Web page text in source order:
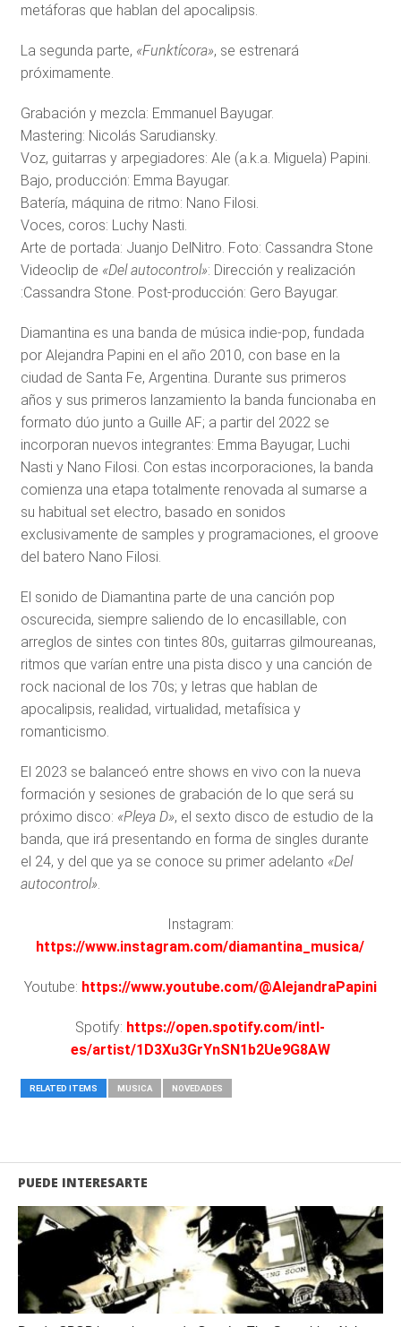
metáforas que hablan del apocalipsis.
La segunda parte, «Funktícora», se estrenará
próximamente.
Grabación y mezcla: Emmanuel Bayugar.
Mastering: Nicolás Sarudiansky.
Voz, guitarras y arpegiadores: Ale (a.k.a. Miguela) Papini.
Bajo, producción: Emma Bayugar.
Batería, máquina de ritmo: Nano Filosi.
Voces, coros: Luchy Nasti.
Arte de portada: Juanjo DelNitro. Foto: Cassandra Stone
Videoclip de «Del autocontrol»: Dirección y realización
:Cassandra Stone. Post-producción: Gero Bayugar.
Diamantina es una banda de música indie-pop, fundada
por Alejandra Papini en el año 2010, con base en la
ciudad de Santa Fe, Argentina. Durante sus primeros
años y sus primeros lanzamiento la banda funcionaba en
formato dúo junto a Guille AF; a partir del 2022 se
incorporan nuevos integrantes: Emma Bayugar, Luchi
Nasti y Nano Filosi. Con estas incorporaciones, la banda
comienza una etapa totalmente renovada al sumarse a
su habitual set electro, basado en sonidos
exclusivamente de samples y programaciones, el groove
del batero Nano Filosi.
El sonido de Diamantina parte de una canción pop
oscurecida, siempre saliendo de lo encasillable, con
arreglos de sintes con tintes 80s, guitarras gilmoureanas,
ritmos que varían entre una pista disco y una canción de
rock nacional de los 70s; y letras que hablan de
apocalipsis, realidad, virtualidad, metafísica y
romanticismo.
El 2023 se balanceó entre shows en vivo con la nueva
formación y sesiones de grabación de lo que será su
próximo disco: «Pleya D», el sexto disco de estudio de la
banda, que irá presentando en forma de singles durante
el 24, y del que ya se conoce su primer adelanto «Del
autocontrol».
Instagram:
https://www.instagram.com/diamantina_musica/
Youtube: https://www.youtube.com/@AlejandraPapini
Spotify: https://open.spotify.com/intl-
es/artist/1D3Xu3GrYnSN1b2Ue9G8AW
RELATED ITEMS MUSICA NOVEDADES
PUEDE INTERESARTE